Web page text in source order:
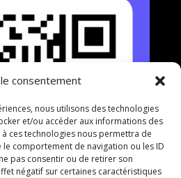
consentement
nous utilisons des technologies
et/ou accéder aux informations des
ces technologies nous permettra de
comportement de navigation ou les ID
pas consentir ou de retirer son
négatif sur certaines caractéristiques